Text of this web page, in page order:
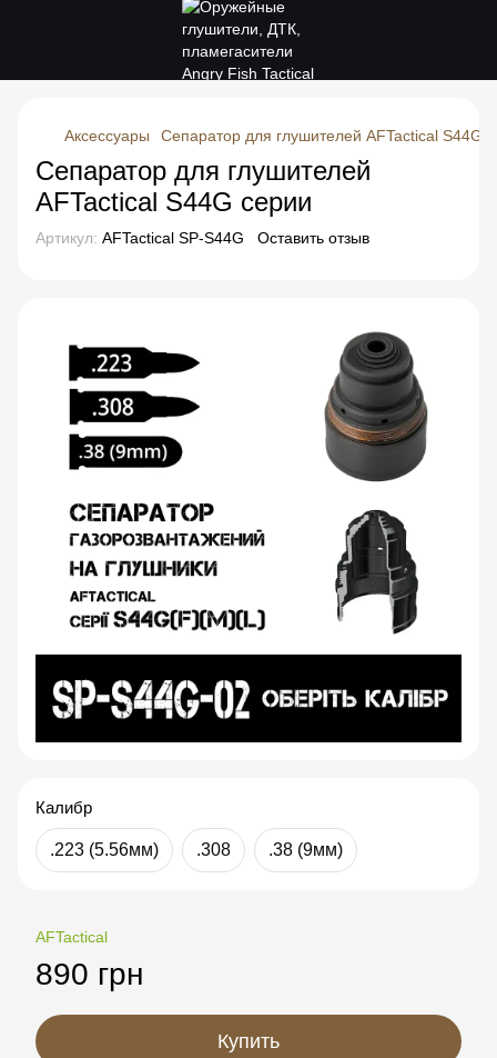
Аксессуары Сепаратор для глушителей AFTactical S44G
Сепаратор для глушителей
AFTactical S44G серии
Артикул: AFTactical SP-S44G Оставить отзыв
Калибр
.223 (5.56мм) .308 .38 (9мм)
AFTactical
890 грн
Купить